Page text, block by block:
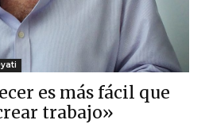
es más fácil que
trabajo»